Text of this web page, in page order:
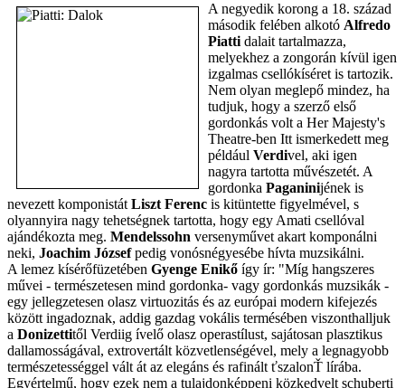
A negyedik korong a 18. század
második felében alkotó Alfredo
Piattidalait tartalmazza,
melyekhez a zongorán kívül igen
izgalmas csellókíséret is tartozik.
Nem olyan meglepő mindez, ha
tudjuk, hogy a szerző első
gordonkás volt a Her Majesty's
Theatre-ben Itt ismerkedett meg
például Verdivel, aki igen
nagyra tartotta művészetét. A
gordonka Paganinijének is
nevezett komponistátLiszt Ferenc is kitüntette figyelmével, s
olyannyira nagy tehetségnek tartotta, hogy egy Amati csellóval
ajándékozta meg. Mendelssohn versenyművet akart komponálni
neki, Joachim Józsefpedig vonósnégyesébe hívta muzsikálni.
A lemez kísérőfüzetében Gyenge Enikő így ír: "Míg hangszeres
művei - természetesen mind gordonka- vagy gordonkás muzsikák -
egy jellegzetesen olasz virtuozitás és az európai modern kifejezés
között ingadoznak, addig gazdag vokális termésében viszonthalljuk
a Donizettitől Verdiig ívelő olasz operastílust, sajátosan plasztikus
dallamosságával, extrovertált közvetlenségével, mely a legnagyobb
természetességgel vált át az elegáns és rafinált ťszalonŤ lírába.
Egyértelmű, hogy ezek nem a tulajdonképpeni közkedvelt schuberti